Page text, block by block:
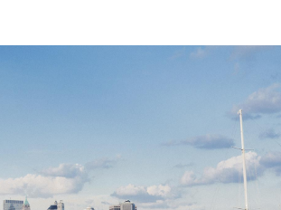
SERVICES
知財活動のROICへの貢献
を活用した知財戦略の策定方法